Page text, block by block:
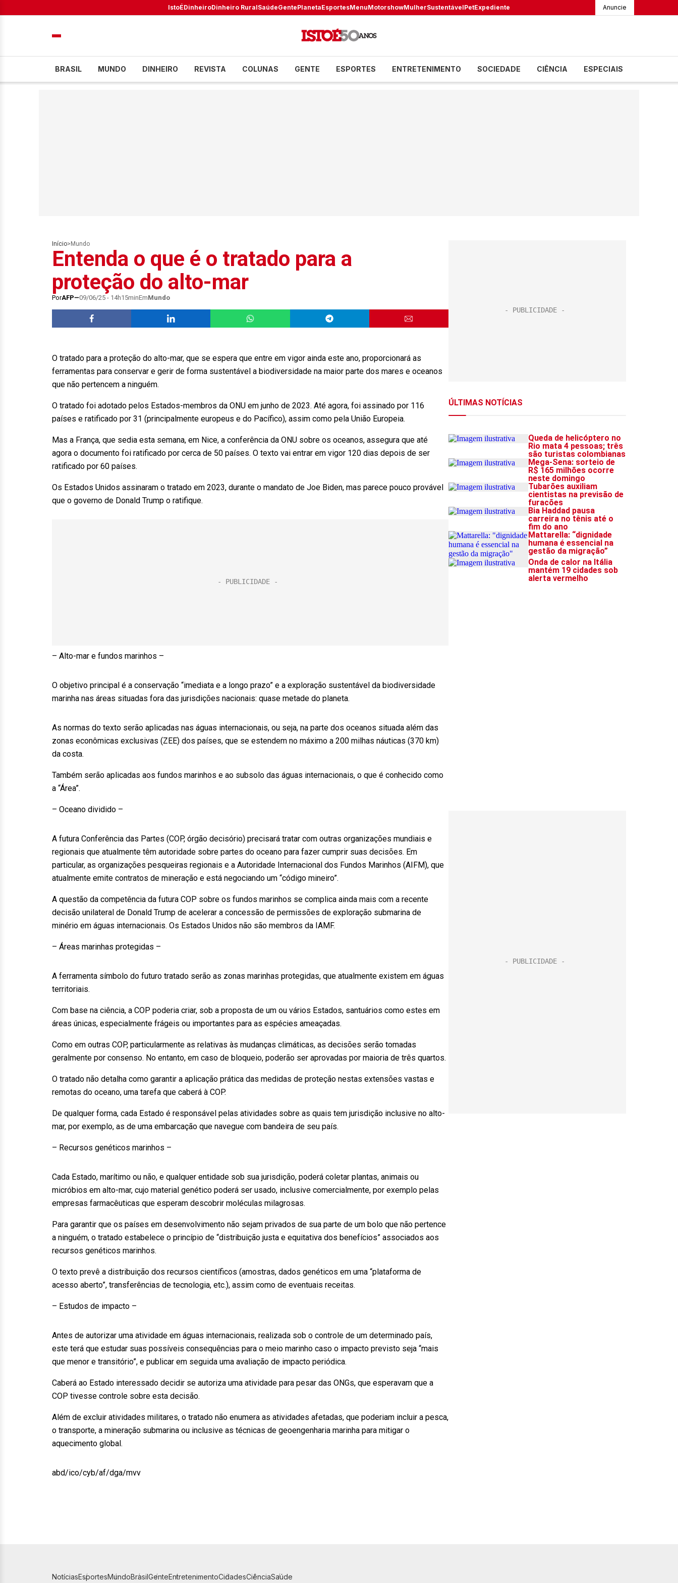
IstoÉDinheiroDinheiro RuralSaúdeGentePlanetaEsportesMenuMotorshowMulherSustentávelPetExpediente Anuncie
BRASIL MUNDO DINHEIRO REVISTA COLUNAS GENTE ESPORTES ENTRETENIMENTO SOCIEDADE CIÊNCIA ESPECIAIS
Início> Mundo
Entenda o que é o tratado para a
proteção do alto-mar
PorAFP 09/06/25 - 14h15minEmMundo
O tratado para a proteção do alto-mar, que se espera que entre em vigor ainda este ano, proporcionará as
ferramentas para conservar e gerir de forma sustentável a biodiversidade na maior parte dos mares e oceanos
que não pertencem a ninguém.
O tratado foi adotado pelos Estados-membros da ONU em junho de 2023. Até agora, foi assinado por 116
países e ratificado por 31 (principalmente europeus e do Pacífico), assim como pela União Europeia.
Mas a França, que sedia esta semana, em Nice, a conferência da ONU sobre os oceanos, assegura que até
agora o documento foi ratificado por cerca de 50 países. O texto vai entrar em vigor 120 dias depois de ser
ratificado por 60 países.
Os Estados Unidos assinaram o tratado em 2023, durante o mandato de Joe Biden, mas parece pouco provável
que o governo de Donald Trump o ratifique.
– Alto-mar e fundos marinhos –
O objetivo principal é a conservação “imediata e a longo prazo” e a exploração sustentável da biodiversidade
marinha nas áreas situadas fora das jurisdições nacionais: quase metade do planeta.
As normas do texto serão aplicadas nas águas internacionais, ou seja, na parte dos oceanos situada além das
zonas econômicas exclusivas (ZEE) dos países, que se estendem no máximo a 200 milhas náuticas (370 km)
da costa.
Também serão aplicadas aos fundos marinhos e ao subsolo das águas internacionais, o que é conhecido como
a “Área”.
– Oceano dividido –
A futura Conferência das Partes (COP, órgão decisório) precisará tratar com outras organizações mundiais e
regionais que atualmente têm autoridade sobre partes do oceano para fazer cumprir suas decisões. Em
particular, as organizações pesqueiras regionais e a Autoridade Internacional dos Fundos Marinhos (AIFM), que
atualmente emite contratos de mineração e está negociando um “código mineiro”.
A questão da competência da futura COP sobre os fundos marinhos se complica ainda mais com a recente
decisão unilateral de Donald Trump de acelerar a concessão de permissões de exploração submarina de
minério em águas internacionais. Os Estados Unidos não são membros da IAMF.
– Áreas marinhas protegidas –
A ferramenta símbolo do futuro tratado serão as zonas marinhas protegidas, que atualmente existem em águas
territoriais.
Com base na ciência, a COP poderia criar, sob a proposta de um ou vários Estados, santuários como estes em
áreas únicas, especialmente frágeis ou importantes para as espécies ameaçadas.
Como em outras COP, particularmente as relativas às mudanças climáticas, as decisões serão tomadas
geralmente por consenso. No entanto, em caso de bloqueio, poderão ser aprovadas por maioria de três quartos.
O tratado não detalha como garantir a aplicação prática das medidas de proteção nestas extensões vastas e
remotas do oceano, uma tarefa que caberá à COP.
De qualquer forma, cada Estado é responsável pelas atividades sobre as quais tem jurisdição inclusive no alto-
mar, por exemplo, as de uma embarcação que navegue com bandeira de seu país.
– Recursos genéticos marinhos –
Cada Estado, marítimo ou não, e qualquer entidade sob sua jurisdição, poderá coletar plantas, animais ou
micróbios em alto-mar, cujo material genético poderá ser usado, inclusive comercialmente, por exemplo pelas
empresas farmacêuticas que esperam descobrir moléculas milagrosas.
Para garantir que os países em desenvolvimento não sejam privados de sua parte de um bolo que não pertence
a ninguém, o tratado estabelece o princípio de “distribuição justa e equitativa dos benefícios” associados aos
recursos genéticos marinhos.
O texto prevê a distribuição dos recursos científicos (amostras, dados genéticos em uma “plataforma de
acesso aberto”, transferências de tecnologia, etc.), assim como de eventuais receitas.
– Estudos de impacto –
Antes de autorizar uma atividade em águas internacionais, realizada sob o controle de um determinado país,
este terá que estudar suas possíveis consequências para o meio marinho caso o impacto previsto seja “mais
que menor e transitório”, e publicar em seguida uma avaliação de impacto periódica.
Caberá ao Estado interessado decidir se autoriza uma atividade para pesar das ONGs, que esperavam que a
COP tivesse controle sobre esta decisão.
Além de excluir atividades militares, o tratado não enumera as atividades afetadas, que poderiam incluir a pesca,
o transporte, a mineração submarina ou inclusive as técnicas de geoengenharia marinha para mitigar o
aquecimento global.
abd/ico/cyb/af/dga/mvv
NotíciasEsportesMundoBrasilGenteEntretenimentoCidadesCiênciaSaúde